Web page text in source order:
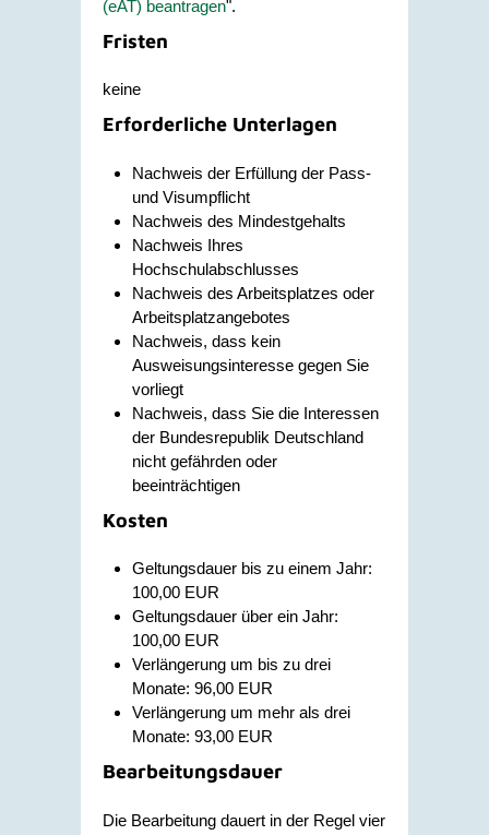
(eAT) beantragen".
Fristen
keine
Erforderliche Unterlagen
Nachweis der Erfüllung der Pass-
und Visumpflicht
Nachweis des Mindestgehalts
Nachweis Ihres
Hochschulabschlusses
Nachweis des Arbeitsplatzes oder
Arbeitsplatzangebotes
Nachweis, dass kein
Ausweisungsinteresse gegen Sie
vorliegt
Nachweis, dass Sie die Interessen
der Bundesrepublik Deutschland
nicht gefährden oder
beeinträchtigen
Kosten
Geltungsdauer bis zu einem Jahr:
100,00 EUR
Geltungsdauer über ein Jahr:
100,00 EUR
Verlängerung um bis zu drei
Monate: 96,00 EUR
Verlängerung um mehr als drei
Monate: 93,00 EUR
Bearbeitungsdauer
Die Bearbeitung dauert in der Regel vier